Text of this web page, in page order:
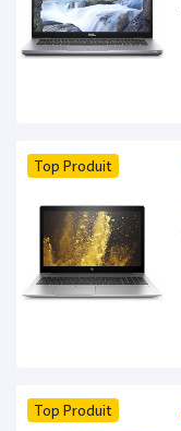
Top Produit
Top Produit